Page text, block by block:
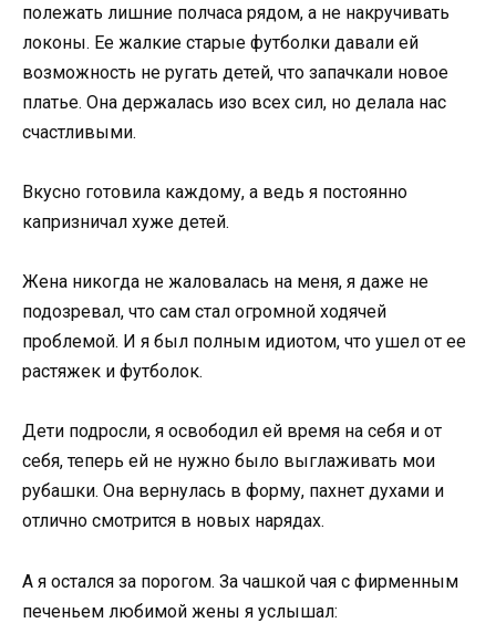
полежать лишние полчаса рядом, а не накручивать
локоны. Ее жалкие старые футболки давали ей
возможность не ругать детей, что запачкали новое
платье. Она держалась изо всех сил, но делала нас
счастливыми.
Вкусно готовила каждому, а ведь я постоянно
капризничал хуже детей.
Жена никогда не жаловалась на меня, я даже не
подозревал, что сам стал огромной ходячей
проблемой. И я был полным идиотом, что ушел от ее
растяжек и футболок.
Дети подросли, я освободил ей время на себя и от
себя, теперь ей не нужно было выглаживать мои
рубашки. Она вернулась в форму, пахнет духами и
отлично смотрится в новых нарядах.
А я остался за порогом. За чашкой чая с фирменным
печеньем любимой жены я услышал: